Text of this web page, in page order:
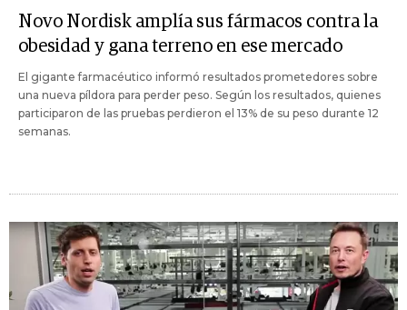
Novo Nordisk amplía sus fármacos contra la
obesidad y gana terreno en ese mercado
El gigante farmacéutico informó resultados prometedores sobre
una nueva píldora para perder peso. Según los resultados, quienes
participaron de las pruebas perdieron el 13% de su peso durante 12
semanas.